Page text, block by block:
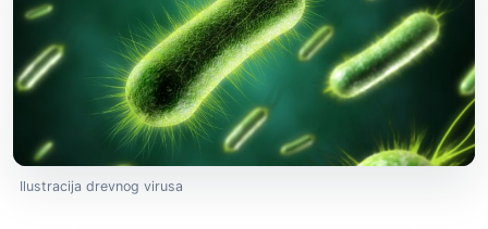
Ilustracija drevnog virusa